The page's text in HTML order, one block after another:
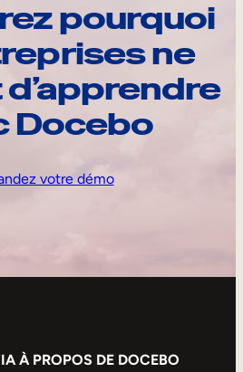
pourquoi
ne
Docebo
votre démo
À PROPOS DE DOCEBO